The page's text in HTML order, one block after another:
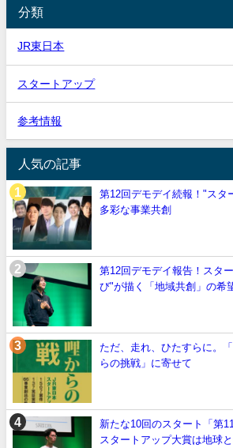
分類
JR東日本
スタートアップ
参考情報
人気の記事
第12回デモデイ続報！"スタ
多彩な事業共創
第12回デモデイ報告！スタ
び"が描く「地域共創」の希
ただ、走れ、ひたすらに。
らの挑戦」に寄せて
新たな10回のスタート「第
スタートアップ大賞は地球